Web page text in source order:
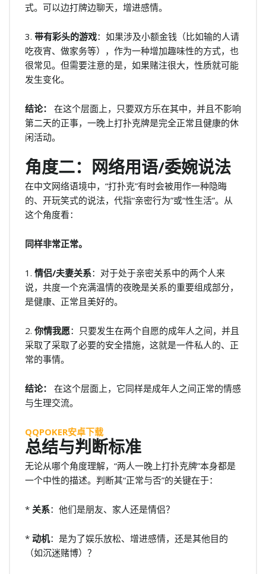
式。可以边打牌边聊天，增进感情。
3. 带有彩头的游戏：如果涉及小额金钱（比如输的人请
吃夜宵、做家务等），作为一种增加趣味性的方式，也
很常见。但需要注意的是，如果赌注很大，性质就可能
发生变化。
结论：
在这个层面上，只要双方乐在其中，并且不影响
第二天的正事，一晚上打扑克牌是完全正常且健康的休
闲活动。
角度二：网络用语/委婉说法
在中文网络语境中，“打扑克”有时会被用作一种隐晦
的、开玩笑式的说法，代指“亲密行为”或“性生活”。从
这个角度看：
同样非常正常。
1. 情侣/夫妻关系：对于处于亲密关系中的两个人来
说，共度一个充满温情的夜晚是关系的重要组成部分，
是健康、正常且美好的。
2. 你情我愿：只要发生在两个自愿的成年人之间，并且
采取了采取了必要的安全措施，这就是一件私人的、正
常的事情。
结论：
在这个层面上，它同样是成年人之间正常的情感
与生理交流。
QQPOKER安卓下载
总结与判断标准
无论从哪个角度理解，“两人一晚上打扑克牌”本身都是
一个中性的描述。判断其“正常与否”的关键在于：
* 关系：他们是朋友、家人还是情侣？
* 动机：是为了娱乐放松、增进感情，还是其他目的
（如沉迷赌博）？